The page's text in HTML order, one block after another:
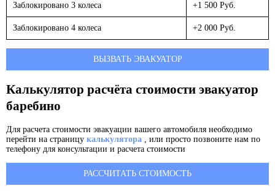
Заблокировано 3 колеса +1 500 Руб.
Заблокировано 4 колеса +2 000 Руб.
ВЫЗВАТЬ ЭВАКУАТОР
Калькулятор расчёта стоимости эвакуатор
баребино
Для расчета стоимости эвакуации вашего автомобиля необходимо
перейти на страницу калькулятора , или просто позвоните нам по
телефону для консультации и расчета стоимости
РАССЧИТАТЬ СТОИМОСТЬ